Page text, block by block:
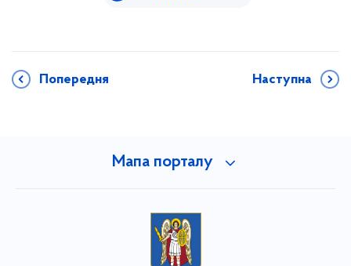
Попередня Наступна
Мапа порталу